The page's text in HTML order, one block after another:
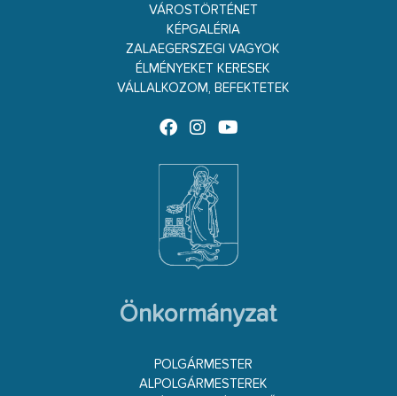
VÁROSTÖRTÉNET
KÉPGALÉRIA
ZALAEGERSZEGI VAGYOK
ÉLMÉNYEKET KERESEK
VÁLLALKOZOM, BEFEKTETEK
Önkormányzat
POLGÁRMESTER
ALPOLGÁRMESTEREK